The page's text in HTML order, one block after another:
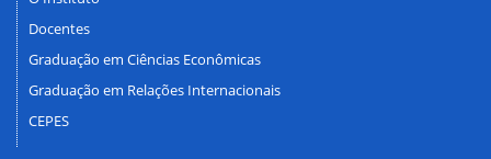
Docentes
Graduação em Ciências Econômicas
Graduação em Relações Internacionais
CEPES